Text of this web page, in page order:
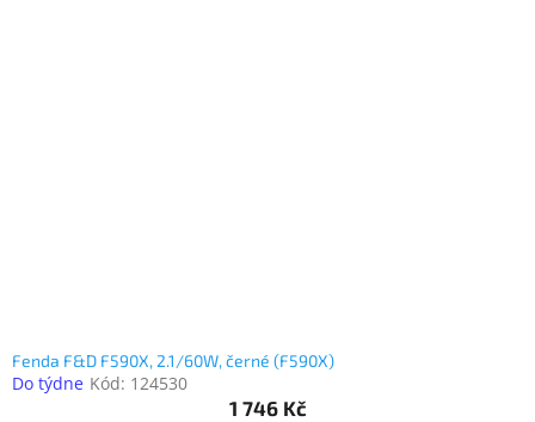
Fenda F&D F590X, 2.1/60W, černé (F590X)
Do týdne Kód: 124530
1 746 Kč